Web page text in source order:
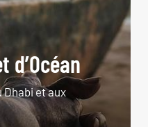
d’Océan
Dhabi et aux